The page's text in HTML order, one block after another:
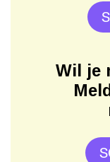
Wil je